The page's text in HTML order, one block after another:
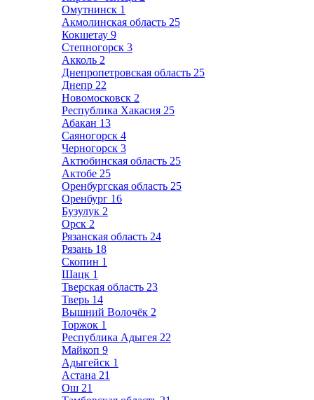
Омутнинск 1
Акмолинская область 25
Кокшетау 9
Степногорск 3
Акколь 2
Днепропетровская область 25
Днепр 22
Новомосковск 2
Республика Хакасия 25
Абакан 13
Саяногорск 4
Черногорск 3
Актюбинская область 25
Актобе 25
Оренбургская область 25
Оренбург 16
Бузулук 2
Орск 2
Рязанская область 24
Рязань 18
Скопин 1
Шацк 1
Тверская область 23
Тверь 14
Вышний Волочёк 2
Торжок 1
Республика Адыгея 22
Майкоп 9
Адыгейск 1
Астана 21
Ош 21